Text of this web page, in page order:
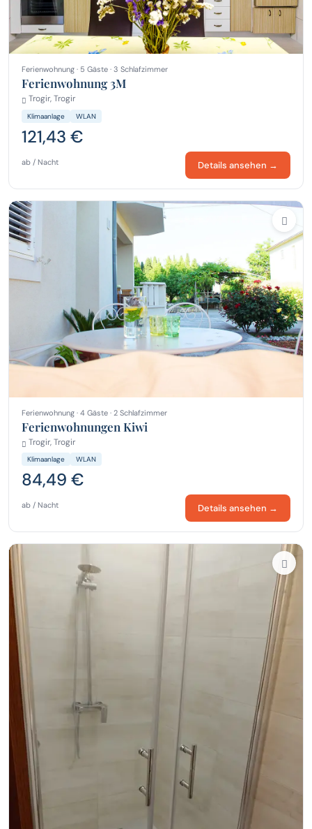
Ferienwohnung · 5 Gäste · 3 Schlafzimmer
Ferienwohnung 3M
Trogir, Trogir
Klimaanlage WLAN
121,43 €
ab / Nacht Details ansehen →
Ferienwohnung · 4 Gäste · 2 Schlafzimmer
Ferienwohnungen Kiwi
Trogir, Trogir
Klimaanlage WLAN
84,49 €
ab / Nacht Details ansehen →